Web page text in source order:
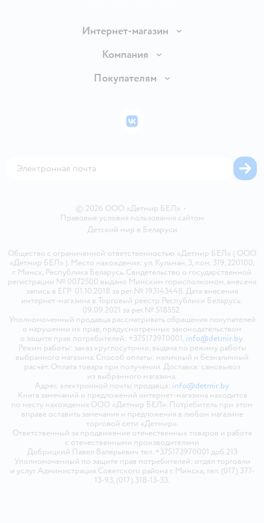
Интернет-магазин
Доставка и оплата
Правила продажи
Политика использования файлов cookie
Компания
Вакансии
Покупателям
Бонусные карты
© 2026 ООО «Детмир БЕЛ» •
Правовые условия пользования сайтом
Детский мир в Беларуси
Общество с ограниченной ответственностью «Детмир БЕЛ» ( ООО
«Детмир БЕЛ» ). Место нахождения: ул. Кульман, 3, пом. 319, 220100,
г. Минск, Республика Беларусь. Свидетельство о государственной
регистрации № 0072500 выдано Минским горисполкомом, внесена
запись в ЕГР 01.10.2018 за рег.№ 193143448. Дата внесения
интернет-магазина в Торговый реестр Республики Беларусь:
09.09.2021 за рег.№ 518552.
Уполномоченный продавца рассматривать обращения покупателей
о нарушении их прав, предусмотренных законодательством
о защите прав потребителей: +375173970001, info@detmir.by.
Режим работы: заказ круглосуточно, выдача по режиму работы
выбранного магазина. Способ оплаты: наличный и безналичный
расчёт. Оплата товара при получении. Доставка: самовывоз
из выбранного магазина.
Адрес электронной почты продавца: info@detmir.by
Книга замечаний и предложений интернет-магазина находится
по месту нахождения ООО «Детмир БЕЛ». Потребитель при этом
вправе оставить замечания и предложения в любом магазине
торговой сети «Детмир».
Ответственный за продвижение отечественных товаров и работе
с отечественными производителями
Добрицкий Павел Валерьевич тел. +375173970001 доб.213
Уполномоченный по защите прав потребителей: отдел торговли
и услуг Администрация Советского района г. Минска, тел. (017) 377-
13-93, (017) 318-13-33.
ВКонтакте